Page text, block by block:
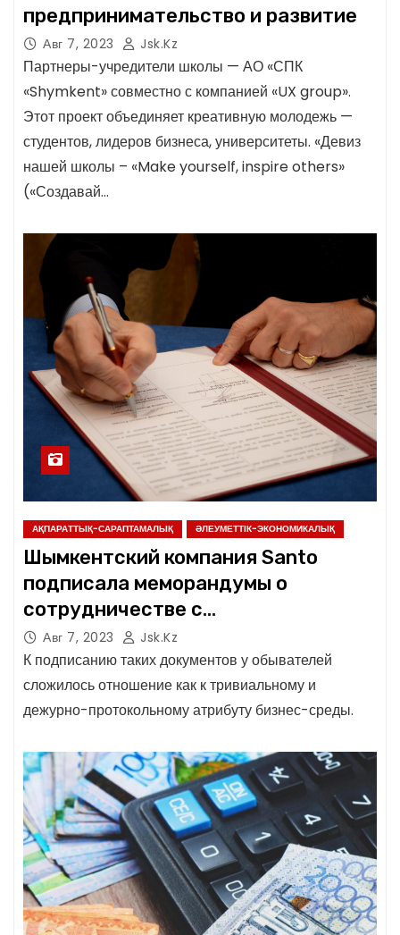
предпринимательство и развитие
Авг 7, 2023 Jsk.kz
Партнеры-учредители школы — АО «СПК
«Shymkent» совместно с компанией «UX group».
Этот проект объединяет креативную молодежь —
студентов, лидеров бизнеса, университеты. «Девиз
нашей школы – «Make yourself, inspire others»
(«Создавай…
АҚПАРАТТЫҚ-САРАПТАМАЛЫҚ ӘЛЕУМЕТТІК-ЭКОНОМИКАЛЫҚ
Шымкентский компания Santo
подписала меморандумы о
сотрудничестве с
представителями фармкомпании
Монголии и России.
Авг 7, 2023 Jsk.kz
К подписанию таких документов у обывателей
сложилось отношение как к тривиальному и
дежурно-протокольному атрибуту бизнес-среды.